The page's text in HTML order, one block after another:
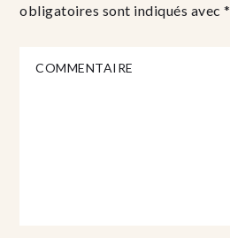
obligatoires sont indiqués avec*